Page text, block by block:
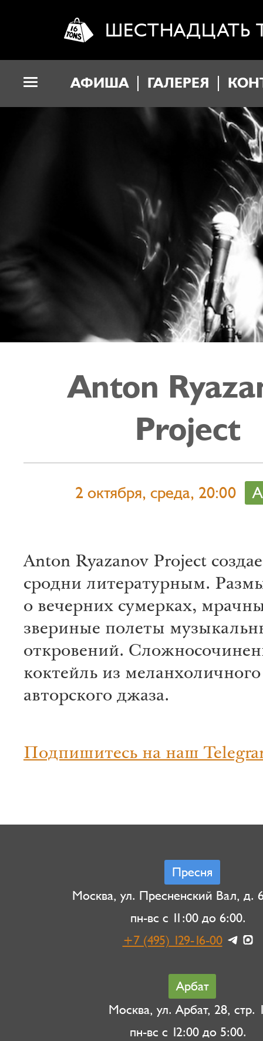
ШЕСТНАДЦАТЬ
АФИША ГАЛЕРЕЯ
Anton
Project
2 октября, среда, 20:00
Anton Ryazanov Project
сродни литературным.
о вечерних сумерках,
звериные полеты
откровений.
коктейль из меланхоличного
авторского джаза.
Подпишитесь на наш
Пресня
Москва, ул. Пресненский Вал, д.
пн-вс с 11:00 до 6:00.
+7 (495) 129-16-00
Арбат
Москва, ул. Арбат, 28, стр.
пн-вс с 12:00 до 5:00.